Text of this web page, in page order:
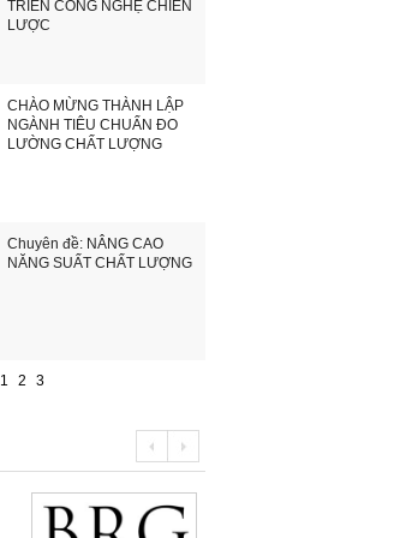
TRIỂN CÔNG NGHỆ CHIẾN
LƯỢC
CHÀO MỪNG THÀNH LẬP
NGÀNH TIÊU CHUẨN ĐO
LƯỜNG CHẤT LƯỢNG
Chuyên đề: NÂNG CAO
NĂNG SUẤT CHẤT LƯỢNG
1 2 3